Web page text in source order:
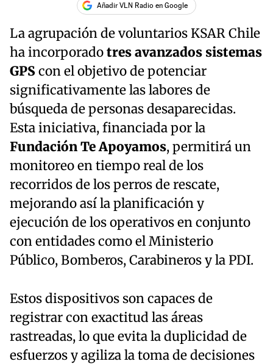
Añadir VLN Radio en Google
La agrupación de voluntarios KSAR Chile
ha incorporadotres avanzados sistemas
GPScon el objetivo de potenciar
significativamente las labores de
búsqueda de personas desaparecidas.
Esta iniciativa, financiada por la
Fundación Te Apoyamos, permitirá un
monitoreo en tiempo real de los
recorridos de los perros de rescate,
mejorando así la planificación y
ejecución de los operativos en conjunto
con entidades como el Ministerio
Público, Bomberos, Carabineros y la PDI.
Estos dispositivos son capaces de
registrar con exactitud las áreas
rastreadas, lo que evita la duplicidad de
esfuerzos y agiliza la toma de decisiones